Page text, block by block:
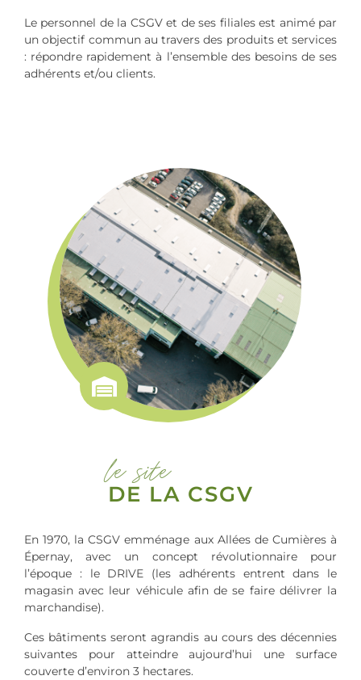
Le personnel de la CSGV et de ses filiales est animé par
un objectif commun au travers des produits et services
: répondre rapidement à l’ensemble des besoins de ses
adhérents et/ou clients.
le site
DE LA CSGV
En 1970, la CSGV emménage aux Allées de Cumières à
Épernay, avec un concept révolutionnaire pour
l’époque : le DRIVE (les adhérents entrent dans le
magasin avec leur véhicule afin de se faire délivrer la
marchandise).
Ces bâtiments seront agrandis au cours des décennies
suivantes pour atteindre aujourd’hui une surface
couverte d’environ 3 hectares.